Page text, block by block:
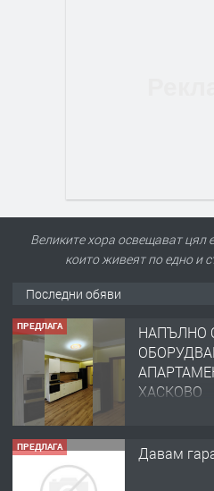
Великите хора освещават цял
които живеят по едно и
Последни обяви
ПРЕДЛАГА
НАПЪЛНО
ХАСКОВО
ПРЕДЛАГА Давам